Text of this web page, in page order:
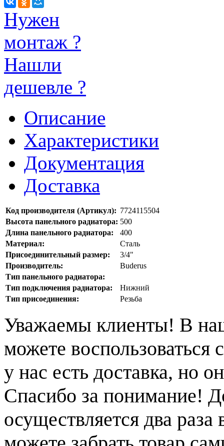
Нужен
монтаж ?
Нашли
дешевле ?
Описание
Характеристики
Документация
Доставка
Код производителя (Артикул): 7724115504
Высота панельного радиатора: 500
Длина панельного радиатора:
400
Материал:
Сталь
Присоединительный размер:
3/4"
Производитель:
Buderus
Тип панельного радиатора:
Тип подключения радиатора:
Нижний
Тип присоединения:
Резьба
Уважаемы клиенты! В
можете воспользоваться
у нас есть доставка, но
Спасибо за понимание!
осуществляется два